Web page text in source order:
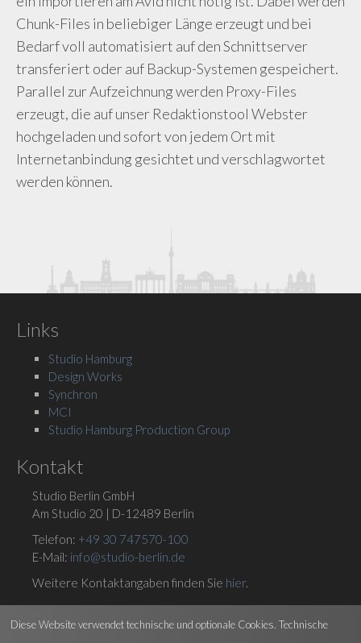
Chunk-Files in beliebiger Länge erzeugt und bei
Bedarf voll automatisiert auf den Schnittserver
transferiert oder auf Backup-Systemen gespeichert.
Parallel zur Aufzeichnung werden Proxy-Files
erzeugt, die auf unser Redaktionstool Webster
hochgeladen und sofort von jedem Ort mit
Internetanbindung gesichtet und verschlagwortet
werden können.
Links
Studio Hamburg
Design Works
Synchron
MCI
Studio Hamburg Production Group
Kontakt
Studio Berlin GmbH
Am Studio 20 | D-12489 Berlin
Telefon: +49 30 747570-100
E-Mail: info@studio-berlin.de
Weitere Kontaktangaben finden Sie hier.
Social Media
Diese Website verwendet technische und optionale Cookies. Technische